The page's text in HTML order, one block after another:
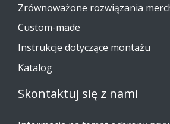
Zrównoważone rozwiązania
Custom-made
Instrukcje dotyczące montażu
Katalog
Skontaktuj się z nami